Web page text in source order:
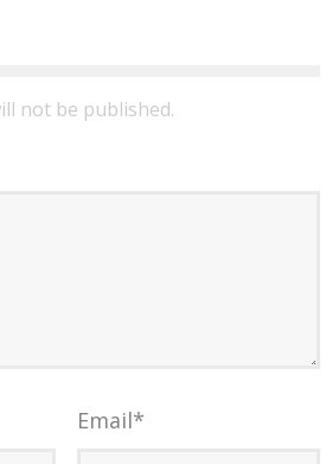
not be published.
Email*